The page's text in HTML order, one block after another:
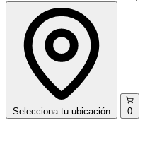
Selecciona tu ubicación 0